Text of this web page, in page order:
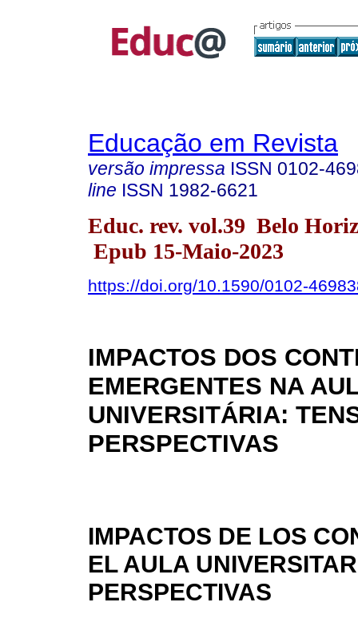
Educação em Revista
versão impressa ISSN 0102-
line ISSN 1982-6621
Educ. rev. vol.39 Belo
Epub 15-Maio-2023
https://doi.org/10.1590/0102-
IMPACTOS DOS
EMERGENTES NA
UNIVERSITÁRIA:
PERSPECTIVAS
IMPACTOS DE LOS
EL AULA
PERSPECTIVAS